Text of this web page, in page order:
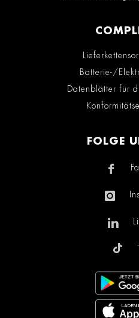
Batterie-/
Datenblätter für
FOLGE